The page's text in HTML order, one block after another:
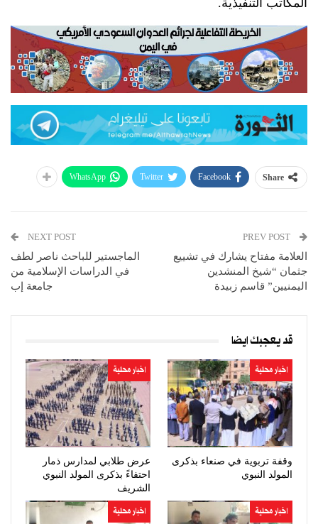
المكاتب التنفيذية.
Share
Facebook
Twitter
WhatsApp
العلامة مفتاح يشارك في تشييع
جثمان “شيخ المنشدين
اليمنيين” قاسم زبيدة
NEXT POST
الماجستير للباحث ناصر لطف
في الدراسات الإسلامية من
جامعة إب
قد يعجبك ايضا
اخبار محلية
وقفة تربوية في صنعاء بذكرى
المولد النبوي
اخبار محلية
عرض طلابي لمدارس ذمار
احتفاءً بذكرى المولد النبوي
الشريف
اخبار محلية اخبار محلية